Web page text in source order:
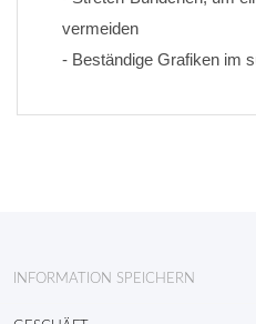
vermeiden
- Beständige Grafiken im
INFORMATION SPEICHERN